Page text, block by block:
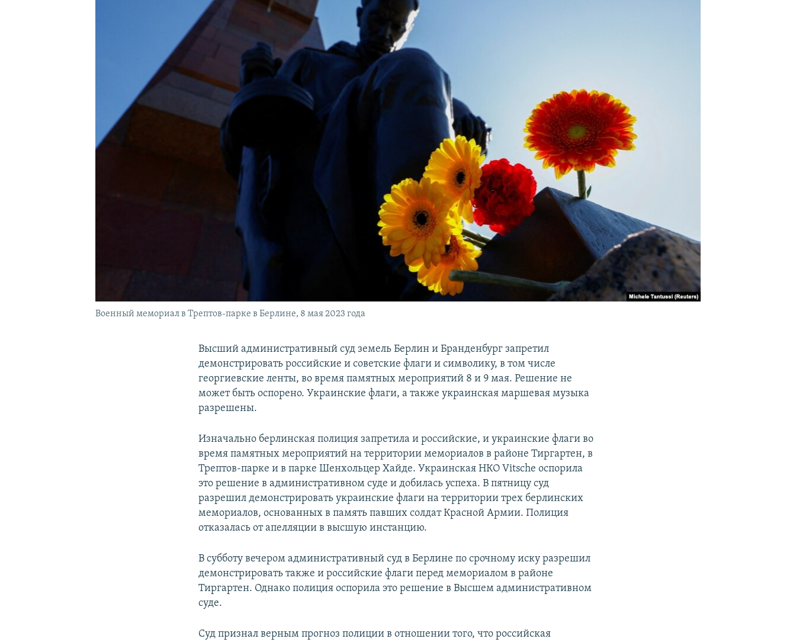
Военный мемориал в Трептов-парке в Берлине, 8 мая 2023 года
Высший административный суд земель Берлин и Бранденбург запретил
демонстрировать российские и советские флаги и символику, в том числе
георгиевские ленты, во время памятных мероприятий 8 и 9 мая. Решение не
может быть оспорено. Украинские флаги, а также украинская маршевая музыка
разрешены.
Изначально берлинская полиция запретила и российские, и украинские флаги во
время памятных мероприятий на территории мемориалов в районе Тиргартен, в
Трептов-парке и в парке Шенхольцер Хайде. Украинская НКО Vitsche оспорила
это решение в административном суде и добилась успеха. В пятницу суд
разрешил демонстрировать украинские флаги на территории трех берлинских
мемориалов, основанных в память павших солдат Красной Армии. Полиция
отказалась от апелляции в высшую инстанцию.
В субботу вечером административный суд в Берлине по срочному иску разрешил
демонстрировать также и российские флаги перед мемориалом в районе
Тиргартен. Однако полиция оспорила это решение в Высшем административном
суде.
Суд признал верным прогноз полиции в отношении того, что российская